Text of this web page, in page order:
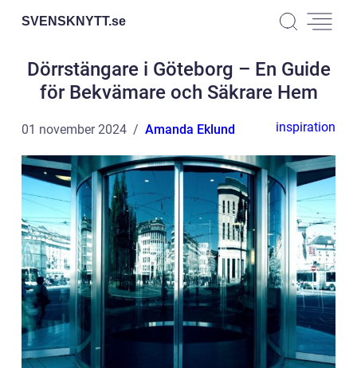
SVENSKNYTT.se
Dörrstängare i Göteborg – En Guide
för Bekvämare och Säkrare Hem
01 november 2024 Amanda Eklund inspiration